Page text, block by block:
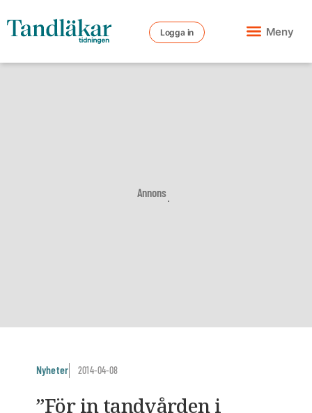
Logga in Meny
Annons
Nyheter 2014-04-08
”För in tandvården i